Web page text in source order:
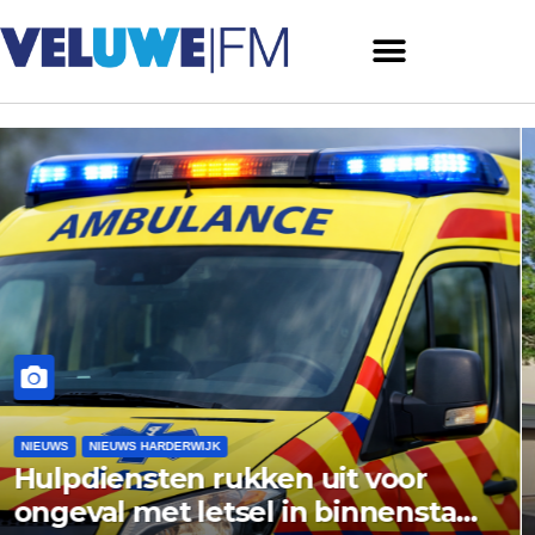
NIEUWS NIEUWS ERMELO
Gemeente Ermelo wijst
vishandel af: standplaats op